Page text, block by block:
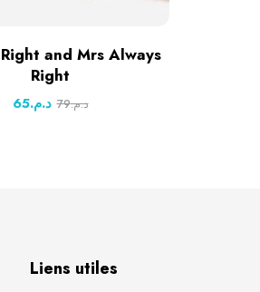
and Mrs Always
Right
د.م.65 د.م.79
Liens utiles